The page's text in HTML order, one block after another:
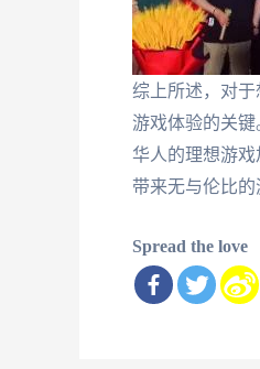
综上所述，对
游戏体验的关
华人的理想游戏
带来无与伦比的
Spread the love